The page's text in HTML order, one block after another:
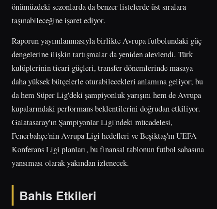
önümüzdeki sezonlarda da benzer listelerde üst sıralara
taşınabileceğine işaret ediyor.
Raporun yayımlanmasıyla birlikte Avrupa futbolundaki güç
dengelerine ilişkin tartışmalar da yeniden alevlendi. Türk
kulüplerinin ticari güçleri, transfer dönemlerinde masaya
daha yüksek bütçelerle oturabilecekleri anlamına geliyor; bu
da hem Süper Lig'deki şampiyonluk yarışını hem de Avrupa
kupalarındaki performans beklentilerini doğrudan etkiliyor.
Galatasaray'ın Şampiyonlar Ligi'ndeki mücadelesi,
Fenerbahçe'nin Avrupa Ligi hedefleri ve Beşiktaş'ın UEFA
Konferans Ligi planları, bu finansal tablonun futbol sahasına
yansıması olarak yakından izlenecek.
Bahis Etkileri